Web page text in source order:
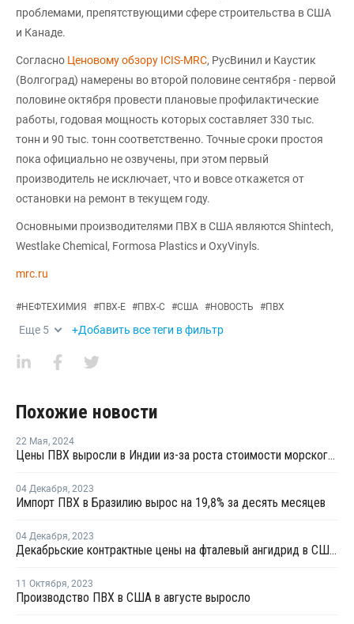
проблемами, препятствующими сфере строительства в США
и Канаде.
Согласно Ценовому обзору ICIS-MRC, РусВинил и Каустик
(Волгоград) намерены во второй половине сентября - первой
половине октября провести плановые профилактические
работы, годовая мощность которых составляет 330 тыс.
тонн и 90 тыс. тонн соответственно. Точные сроки простоя
пока официально не озвучены, при этом первый
производитель не исключает, что и вовсе откажется от
остановки на ремонт в текущем году.
Основными производителями ПВХ в США являются Shintech,
Westlake Chemical, Formosa Plastics и OxyVinyls.
mrc.ru
#НЕФТЕХИМИЯ #ПВХ-Е #ПВХ-С #США #НОВОСТЬ #ПВХ
Еще 5 +Добавить все теги в фильтр
Похожие новости
22 Мая, 2024
Цены ПВХ выросли в Индии из-за роста стоимости морского фрахта на фоне торговой войны между США и Китаем
04 Декабря, 2023
Импорт ПВХ в Бразилию вырос на 19,8% за десять месяцев
04 Декабря, 2023
Декабрьские контрактные цены на фталевый ангидрид в США снизились
11 Октября, 2023
Производство ПВХ в США в августе выросло